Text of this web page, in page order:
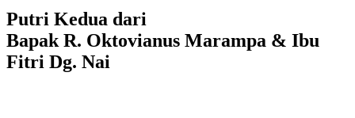
Putri Kedua dari
Bapak R. Oktovianus Marampa & Ibu
Fitri Dg. Nai